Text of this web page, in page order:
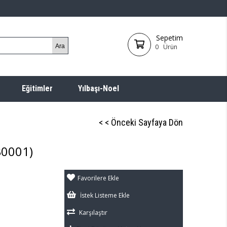
Sepetim
0 Ürün
Eğitimler Yılbaşı-Noel
< < Önceki Sayfaya Dön
Favorilere Ekle
İstek Listeme Ekle
Karşılaştır